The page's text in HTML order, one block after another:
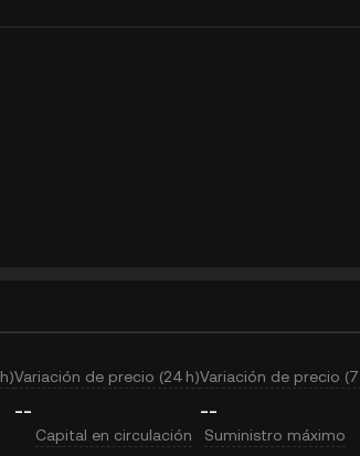
Variación de precio (24 h)
--
Variación de precio
--
Capital en circulación Suministro máximo